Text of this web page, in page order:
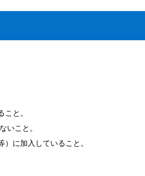
と。
いこと。
に加入していること。